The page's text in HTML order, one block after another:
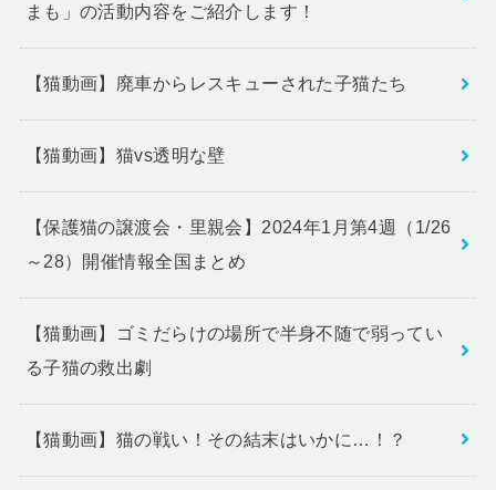
まも」の活動内容をご紹介します！
【猫動画】廃車からレスキューされた子猫たち
【猫動画】猫vs透明な壁
【保護猫の譲渡会・里親会】2024年1月第4週（1/26
～28）開催情報全国まとめ
【猫動画】ゴミだらけの場所で半身不随で弱ってい
る子猫の救出劇
【猫動画】猫の戦い！その結末はいかに…！？